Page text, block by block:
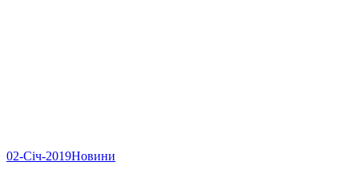
02-Січ-2019Новини